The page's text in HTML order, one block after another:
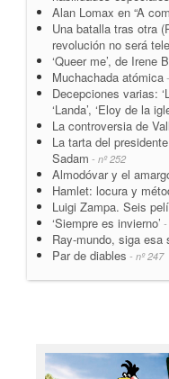
Alan Lomax en “A
Una batalla tras otra
revolución no será
‘Queer me’, de Irene
Muchachada atómica
Decepciones varias:
‘Landa’, ‘Eloy de la
La controversia de
La tarta del
Sadam - nº 252
Almodóvar y el
Hamlet: locura y
Luigi Zampa. Seis
‘Siempre es invierno’ -
Ray-mundo, siga esa
Par de diables - nº 247